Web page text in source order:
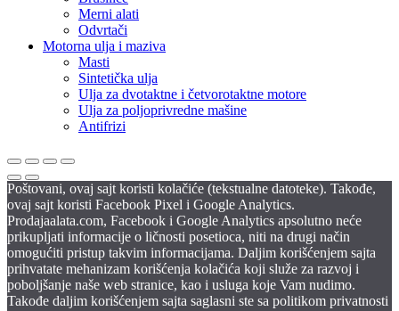
Merni alati
Odvrtači
Motorna ulja i maziva
Masti
Sintetička ulja
Ulja za dvotaktne i četvorotaktne motore
Ulja za poljoprivredne mašine
Antifrizi
Poštovani, ovaj sajt koristi kolačiće (tekstualne datoteke). Takođe,
ovaj sajt koristi Facebook Pixel i Google Analytics.
Prodajaalata.com, Facebook i Google Analytics apsolutno neće
prikupljati informacije o ličnosti posetioca, niti na drugi način
omogućiti pristup takvim informacijama. Daljim korišćenjem sajta
prihvatate mehanizam korišćenja kolačića koji služe za razvoj i
poboljšanje naše web stranice, kao i usluga koje Vam nudimo.
Takođe daljim korišćenjem sajta saglasni ste sa politikom privatnosti